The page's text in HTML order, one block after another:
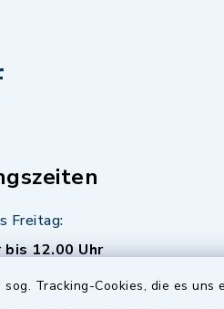
Tracking-Cookies, die es
Freitag:
bis 12.00 Uhr